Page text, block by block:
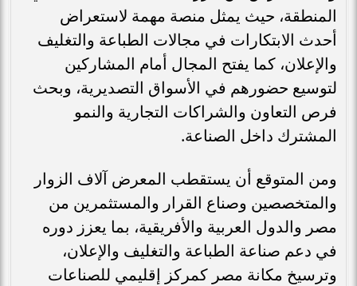
المنطقة، حيث يمثل منصة مهمة لاستعراض
أحدث الابتكارات في مجالات الطباعة والتغليف
والإعلان، كما يفتح المجال أمام المشاركين
لتوسيع حضورهم في الأسواق التصديرية، وبحث
فرص التعاون والشراكات التجارية والنمو
المشترك داخل الصناعة.
ومن المتوقع أن يستقطب المعرض آلاف الزوار
والمتخصصين وصناع القرار والمستثمرين من
مصر والدول العربية والأفريقية، بما يعزز دوره
في دعم صناعة الطباعة والتغليف والإعلان،
وترسيخ مكانة مصر كمركز إقليمي للصناعات